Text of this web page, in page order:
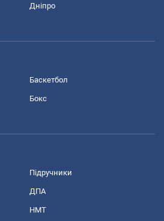
Дніпро
Баскетбол
Бокс
Підручники
ДПА
НМТ